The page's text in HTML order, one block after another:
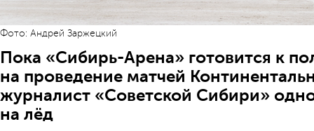
Фото: Андрей Заржецкий
Пока «Сибирь-Арена» готовится к
на проведение матчей
журналист «Советской Сибири»
на лёд